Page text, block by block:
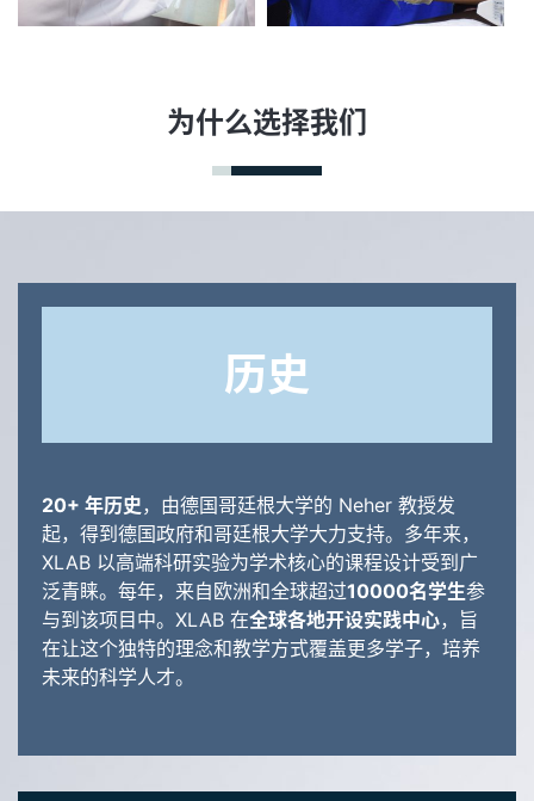
为什么选择我们
历史
20+ 年历史，由德国哥廷根大学的 Neher 教授发
起，得到德国政府和哥廷根大学大力支持。多年来，
XLAB 以高端科研实验为学术核心的课程设计受到广
泛青睐。每年，来自欧洲和全球超过10000名学生参
与到该项目中。XLAB 在全球各地开设实践中心，旨
在让这个独特的理念和教学方式覆盖更多学子，培养
未来的科学人才。